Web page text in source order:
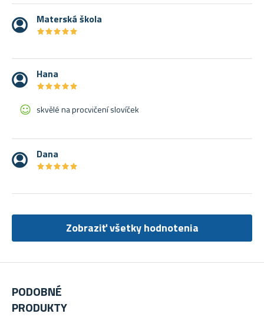
PODOBNÉ
PRODUKTY
Materská škola
★★★★★
★★★★★
Hana
★★★★★
★★★★★
skvělé na procvičení slovíček
Dana
★★★★★
★★★★★
Zobraziť všetky hodnotenia